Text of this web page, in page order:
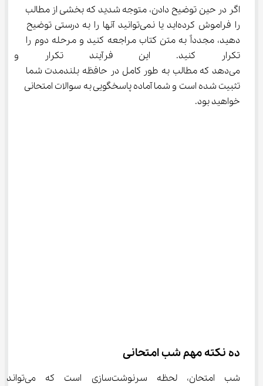
اگر در حین توضیح دادن، متوجه شدید که بخشی از مطالب
را فراموش کرده‌اید یا نمی‌توانید آنها را به درستی توضیح
دهید، مجدداً به متن کتاب مراجعه کنید و مرحله دوم را
تکرار کنید. این فرآیند تکرار و
می‌دهد که مطالب به طور کامل در حافظه بلندمدت شما
تثبیت شده است و شما آماده پاسخگویی به سوالات امتحانی
خواهید بود.
ده نکته مهم شب امتحانی
شب امتحان، لحظه سرنوشت‌سازی است که می‌تواند